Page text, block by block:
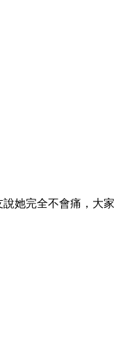
她完全不會痛，大